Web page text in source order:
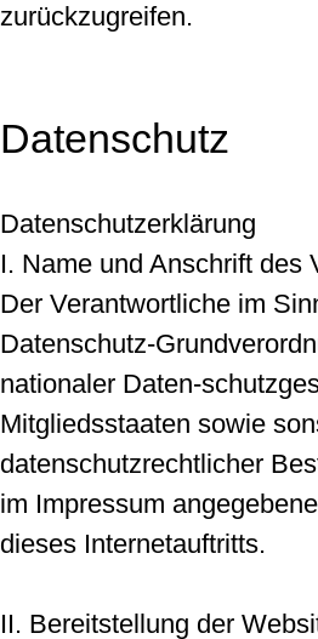
zurückzugreifen.
Datenschutz
Datenschutzerklärung
I. Name und Anschrift des
Der Verantwortliche im
Datenschutz-
nationaler Daten-
Mitgliedsstaaten sowie
datenschutzrechtlicher
im Impressum
dieses Internetauftritts.
II. Bereitstellung der